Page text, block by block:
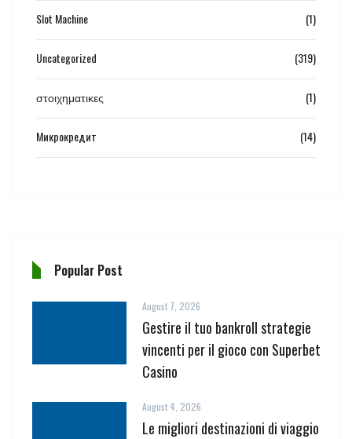
Slot Machine (1)
Uncategorized (319)
στοιχηματικες (1)
Микрокредит (14)
Popular Post
August 7, 2026
Gestire il tuo bankroll strategie
vincenti per il gioco con Superbet
Casino
August 4, 2026
Le migliori destinazioni di viaggio